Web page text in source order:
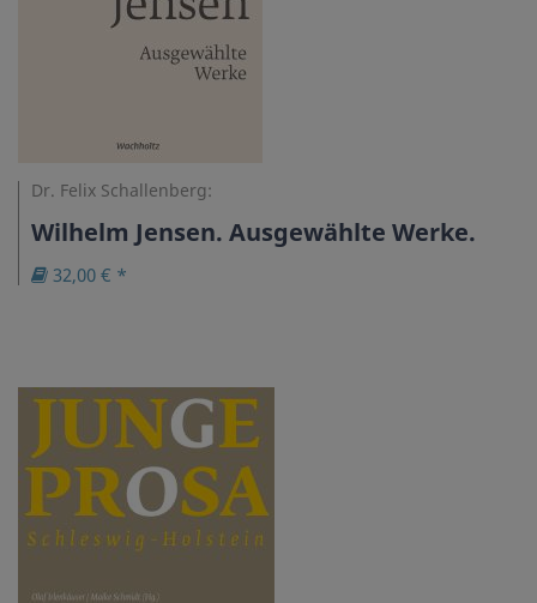
Dr. Felix Schallenberg:
Wilhelm Jensen. Ausgewählte Werke.
32,00 € *